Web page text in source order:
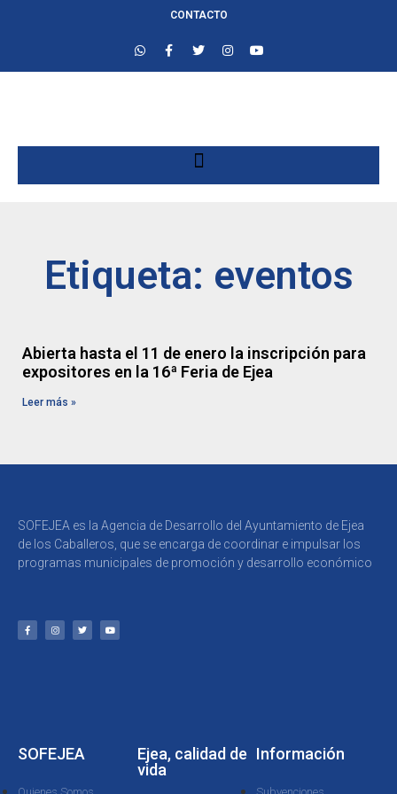
CONTACTO
Etiqueta: eventos
Abierta hasta el 11 de enero la inscripción para
expositores en la 16ª Feria de Ejea
Leer más »
SOFEJEA es la Agencia de Desarrollo del Ayuntamiento de Ejea
de los Caballeros, que se encarga de coordinar e impulsar los
programas municipales de promoción y desarrollo económico
SOFEJEA
Ejea, calidad de
vida
Información